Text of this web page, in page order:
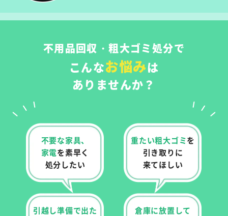
不用品回収・粗大ゴミ処分で
こんなお悩みは
ありませんか？
不要な家具、
家電を素早く
処分したい
重たい粗大ゴミを
引き取りに
来てほしい
引越し準備で出た
倉庫に放置して